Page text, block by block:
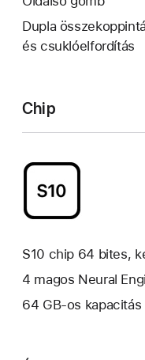
Dupla
és csuklóelfordítás
Chip
S10 chip 64 bites,
4 magos Neural
64 GB-os kapacitás